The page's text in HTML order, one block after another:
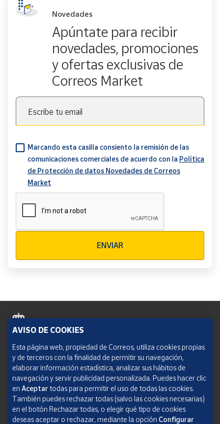
Novedades
Apúntate para recibir
novedades, promociones
y ofertas exclusivas de
Correos Market
Escribe tu email
Marcando esta casilla consiento la remisión de las
comunicaciones comerciales de acuerdo con la Política
de Protección de datos Novedades de Correos
Market
ENVIAR
Política de cookies
Aviso legal
Condiciones del servicio
Política de Privacidad Web
AVISO DE COOKIES
Esta página web, propiedad de Correos, utiliza cookies propias
y de terceros con la finalidad de permitir su navegación,
elaborar información estadística, analizar sus hábitos de
navegación y servir publicidad personalizada. Puedes hacer clic
en Aceptar todas para permitir el uso de todas las cookies.
También puedes rechazar todas (salvo las cookies necesarias)
en el botón Rechazar todas, o elegir qué tipo de cookies
deseas aceptar o rechazar, mediante la opción Configurar